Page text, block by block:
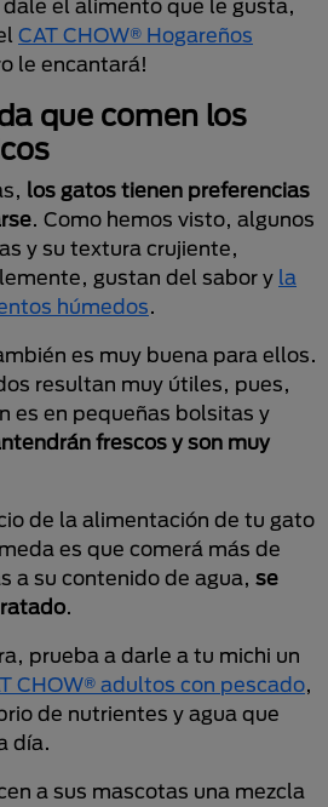
el alimento que le gusta,
CAT CHOW® Hogareños
le encantará!
que comen los
los gatos tienen preferencias
. Como hemos visto, algunos
y su textura crujiente,
gustan del sabor y la
húmedos.
es muy buena para ellos.
resultan muy útiles, pues,
es en pequeñas bolsitas y
frescos y son muy
de la alimentación de tu gato
es que comerá más de
a su contenido de agua, se
.
prueba a darle a tu michi un
CHOW® adultos con pescado,
de nutrientes y agua que
día.
a sus mascotas una mezcla